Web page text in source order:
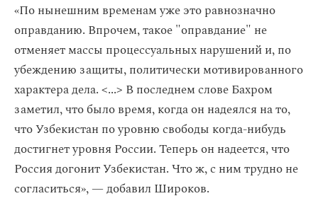
«По нынешним временам уже это равнозначно
оправданию. Впрочем, такое "оправдание" не
отменяет массы процессуальных нарушений и, по
убеждению защиты, политически мотивированного
характера дела. <...> В последнем слове Бахром
заметил, что было время, когда он надеялся на то,
что Узбекистан по уровню свободы когда-нибудь
достигнет уровня России. Теперь он надеется, что
Россия догонит Узбекистан. Что ж, с ним трудно не
согласиться», — добавил Широков.